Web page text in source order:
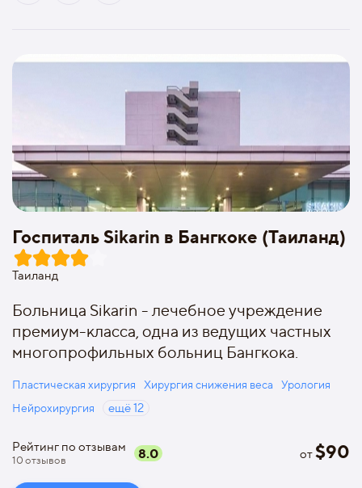
Госпиталь Sikarin в Бангкоке (Таиланд)
Таиланд
Больница Sikarin - лечебное учреждение
премиум-класса, одна из ведущих частных
многопрофильных больниц Бангкока.
Пластическая хирургия Хирургия снижения веса
Урология
Нейрохирургия
ещё12
Рейтинг по отзывам
10отзывов 8.0 от$90